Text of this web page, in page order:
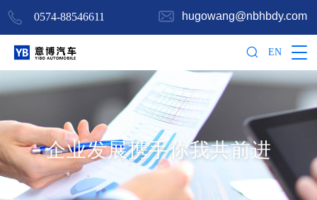
0574-88546611 hugowang@nbhbdy.com
EN
企业发展携手你我共前进